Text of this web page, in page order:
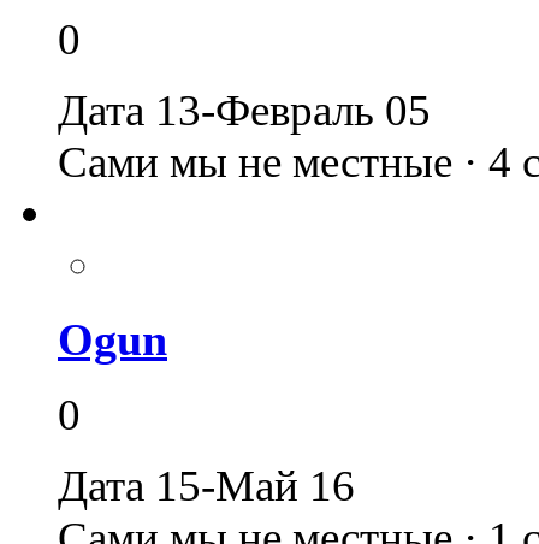
0
Дата 13-Февраль 05
Сами мы не местные · 4
Ogun
0
Дата 15-Май 16